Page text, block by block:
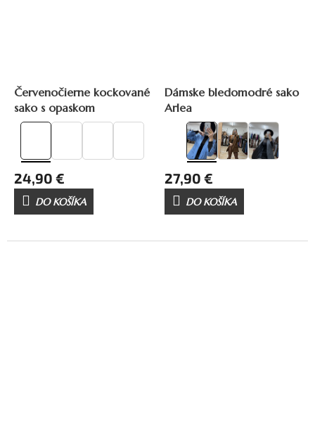
Červenočierne kockované
sako s opaskom
24,90 €
DO KOŠÍKA
Dámske bledomodré sako
Arlea
27,90 €
DO KOŠÍKA